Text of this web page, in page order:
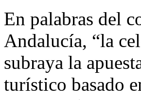
En palabras del
Andalucía, “la
subraya la
turístico basado